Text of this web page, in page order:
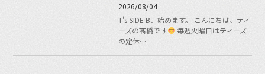
2026/08/04
T’s SIDE B、始めます。 こんにちは、ティ
ーズの髙橋です
毎週火曜日はティーズ
の定休…